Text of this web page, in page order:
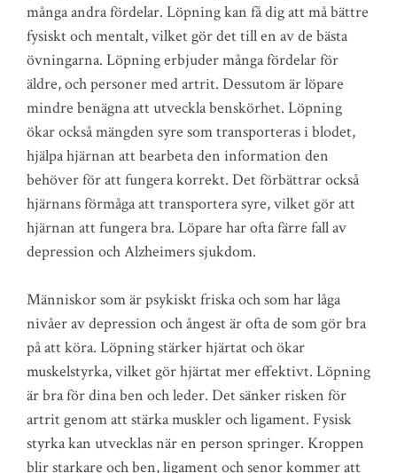
många andra fördelar. Löpning kan få dig att må bättre
fysiskt och mentalt, vilket gör det till en av de bästa
övningarna. Löpning erbjuder många fördelar för
äldre, och personer med artrit. Dessutom är löpare
mindre benägna att utveckla benskörhet. Löpning
ökar också mängden syre som transporteras i blodet,
hjälpa hjärnan att bearbeta den information den
behöver för att fungera korrekt. Det förbättrar också
hjärnans förmåga att transportera syre, vilket gör att
hjärnan att fungera bra. Löpare har ofta färre fall av
depression och Alzheimers sjukdom.
Människor som är psykiskt friska och som har låga
nivåer av depression och ångest är ofta de som gör bra
på att köra. Löpning stärker hjärtat och ökar
muskelstyrka, vilket gör hjärtat mer effektivt. Löpning
är bra för dina ben och leder. Det sänker risken för
artrit genom att stärka muskler och ligament. Fysisk
styrka kan utvecklas när en person springer. Kroppen
blir starkare och ben, ligament och senor kommer att